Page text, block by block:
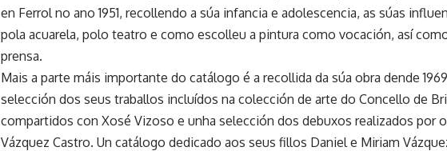
en Ferrol no ano 1951, recollendo a súa infancia e adolescencia, as súas
pola acuarela, polo teatro e como escolleu a pintura como vocación, así
prensa.
Mais a parte máis importante do catálogo é a recollida da súa obra dende
selección dos seus traballos incluídos na colección de arte do Concello de
compartidos con Xosé Vizoso e unha selección dos debuxos realizados por
Vázquez Castro. Un catálogo dedicado aos seus fillos Daniel e Miriam